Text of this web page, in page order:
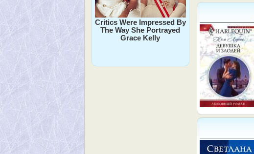
Critics Were Impressed By
The Way She Portrayed
Grace Kelly